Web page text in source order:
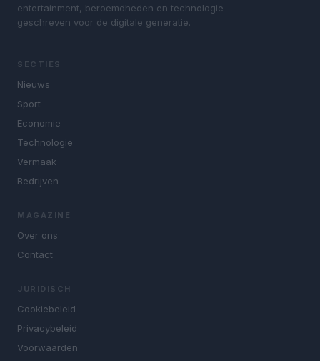
entertainment, beroemdheden en technologie —
geschreven voor de digitale generatie.
SECTIES
Nieuws
Sport
Economie
Technologie
Vermaak
Bedrijven
MAGAZINE
Over ons
Contact
JURIDISCH
Cookiebeleid
Privacybeleid
Voorwaarden